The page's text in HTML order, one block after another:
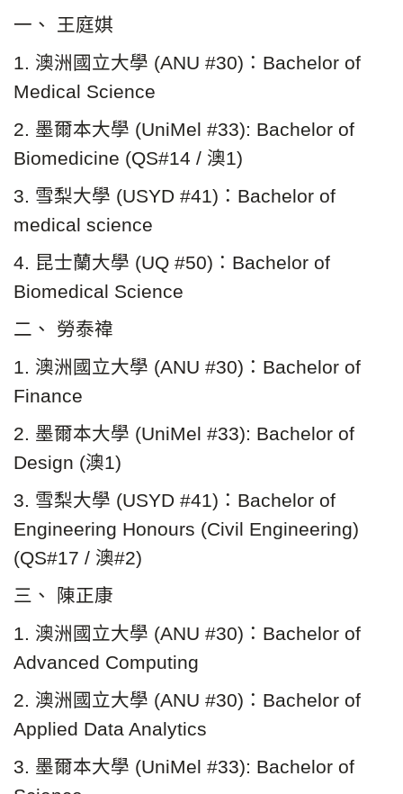
一、 王庭娸
1. 澳洲國立大學 (ANU #30)：Bachelor of
Medical Science
2. 墨爾本大學 (UniMel #33): Bachelor of
Biomedicine (QS#14 / 澳1)
3. 雪梨大學 (USYD #41)：Bachelor of
medical science
4. 昆士蘭大學 (UQ #50)：Bachelor of
Biomedical Science
二、 勞泰禕
1. 澳洲國立大學 (ANU #30)：Bachelor of
Finance
2. 墨爾本大學 (UniMel #33): Bachelor of
Design (澳1)
3. 雪梨大學 (USYD #41)：Bachelor of
Engineering Honours (Civil Engineering)
(QS#17 / 澳#2)
三、 陳正康
1. 澳洲國立大學 (ANU #30)：Bachelor of
Advanced Computing
2. 澳洲國立大學 (ANU #30)：Bachelor of
Applied Data Analytics
3. 墨爾本大學 (UniMel #33): Bachelor of